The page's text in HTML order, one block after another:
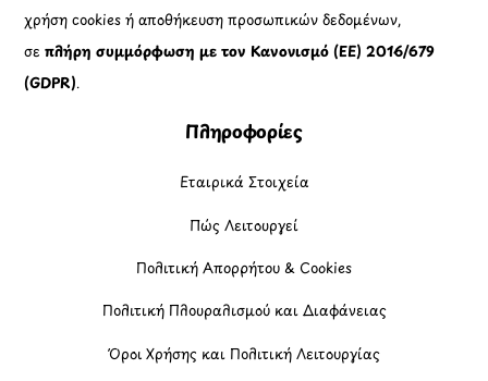
χρήση cookies ή αποθήκευση προσωπικών δεδομένων,
σεπλήρη συμμόρφωση με τον Κανονισμό (ΕΕ) 2016/679
(GDPR).
Πληροφορίες
Εταιρικά Στοιχεία
Πώς Λειτουργεί
Πολιτική Απορρήτου & Cookies
Πολιτική Πλουραλισμού και Διαφάνειας
Όροι Χρήσης και Πολιτική Λειτουργίας